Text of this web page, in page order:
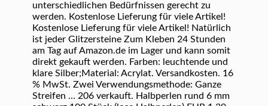
unterschiedlichen Bedürfnissen gerecht zu
werden. Kostenlose Lieferung für viele Artikel!
Kostenlose Lieferung für viele Artikel! Natürlich
ist jeder Glitzersteine Zum Kleben 24 Stunden
am Tag auf Amazon.de im Lager und kann somit
direkt gekauft werden. Farben: leuchtende und
klare Silber;Material: Acrylat. Versandkosten. 16
% MwSt. Zwei Verwendungsmethode: Ganze
Streifen … 206 verkauft. Halbperlen rund 6 mm